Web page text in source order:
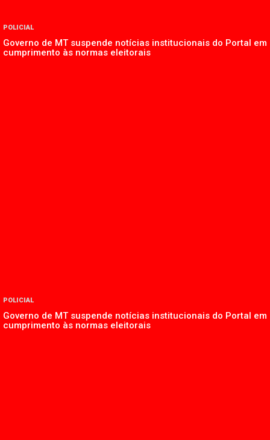
POLICIAL
Governo de MT suspende notícias institucionais do Portal em
cumprimento às normas eleitorais
POLICIAL
Governo de MT suspende notícias institucionais do Portal em
cumprimento às normas eleitorais